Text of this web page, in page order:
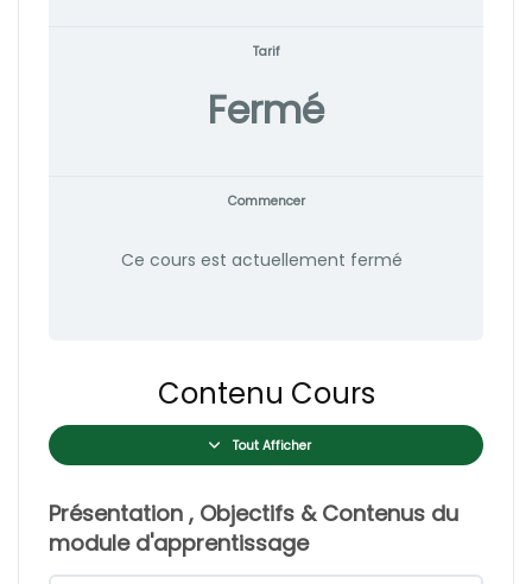
Tarif
Fermé
Commencer
Ce cours est actuellement fermé
Contenu Cours
Tout Afficher
Présentation , Objectifs & Contenus du
module d'apprentissage